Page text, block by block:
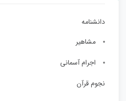
دانشنامه
مشاهیر
اجرام آسمانی
نجوم قرآن